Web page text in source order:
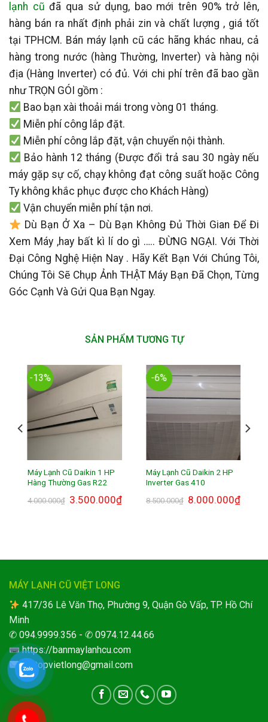
lạnh cũ đã qua sử dụng, bao mới trên 90% trở lên,
hàng bán ra nhất định phải zin và chất lượng , giá tốt
tại TPHCM. Bán máy lạnh cũ các hãng khác nhau, cả
hàng trong nước (hàng Thường, Inverter) và hàng nội
địa (Hàng Inverter) có đủ. Với chi phí trên đã bao gần
như TRỌN GÓI gồm :
Bao bạn xài thoải mái trong vòng 01 tháng.
Miễn phí công lắp đặt.
Miễn phí công lắp đặt, vận chuyển nội thành.
Bảo hành 12 tháng (Được đổi trả sau 30 ngày nếu
máy gặp sự cố, chạy không đạt công suất hoặc Công
Ty không khắc phục được cho Khách Hàng)
Vận chuyển miễn phí tận nơi.
Dù Bạn Ở Xa – Dù Bạn Không Đủ Thời Gian Để Đi
Xem Máy ,hay bất kì lí do gì ….. ĐỪNG NGẠI.Với Thời
Đại Công Nghệ Hiện Nay . Hãy Kết Bạn Với Chúng Tôi,
Chúng Tôi Sẽ Chụp Ảnh THẬT Máy Bạn Đã Chọn, Từng
Góc Cạnh Và Gửi Qua Bạn Ngay.
SẢN PHẨM TƯƠNG TỰ
-13%
Máy Lạnh Cũ Daikin 1 HP
Hàng Thường Gas R22
4.000.000₫ 3.500.000₫
-6%
Máy Lạnh Cũ Daikin 2 HP
Inverter Gas 410
8.500.000₫ 8.000.000₫
MÁY LẠNH CŨ VIỆT LONG
417/36 Lê Văn Thọ, Phường 9, Quận Gò Vấp, TP. Hồ Chí
Minh
✆ 094.9999.356 - ✆ 0974.12.44.66
https://banmaylanhcu.com
laptopvietlong@gmail.com